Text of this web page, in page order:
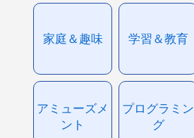
家庭＆趣味 学習＆教育
アミューズメ
ント
プログラミン
グ